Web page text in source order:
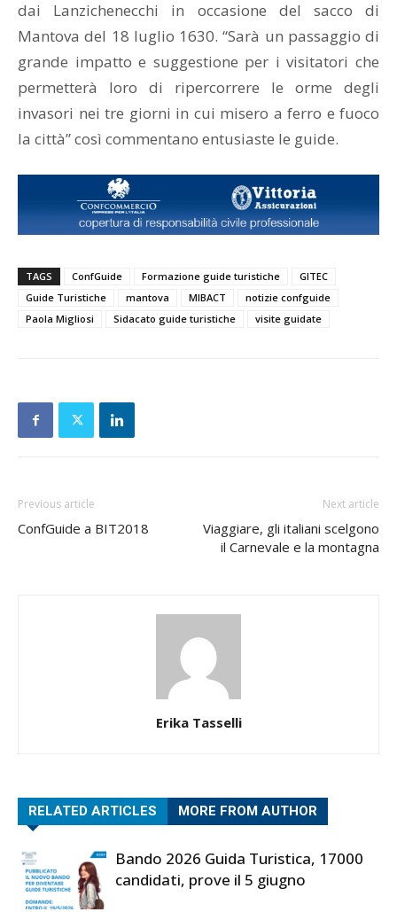
dai Lanzichenecchi in occasione del sacco di
Mantova del 18 luglio 1630. “Sarà un passaggio di
grande impatto e suggestione per i visitatori che
permetterà loro di ripercorrere le orme degli
invasori nei tre giorni in cui misero a ferro e fuoco
la città” così commentano entusiaste le guide.
TAGS ConfGuide Formazione guide turistiche
GITEC
Guide Turistiche
mantova MIBACT
notizie confguide
Paola Migliosi
Sidacato guide turistiche visite guidate
Previous article
ConfGuide a BIT2018
Next article
Viaggiare, gli italiani scelgono
il Carnevale e la montagna
Erika Tasselli
RELATED ARTICLES MORE FROM AUTHOR
Bando 2026 Guida Turistica, 17000
candidati, prove il 5 giugno